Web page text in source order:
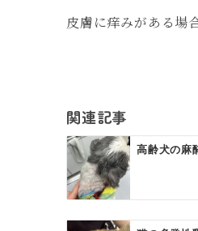
皮膚に痒みがある場
関連記事
高齢犬の